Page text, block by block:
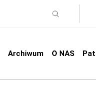
Archiwum O NAS